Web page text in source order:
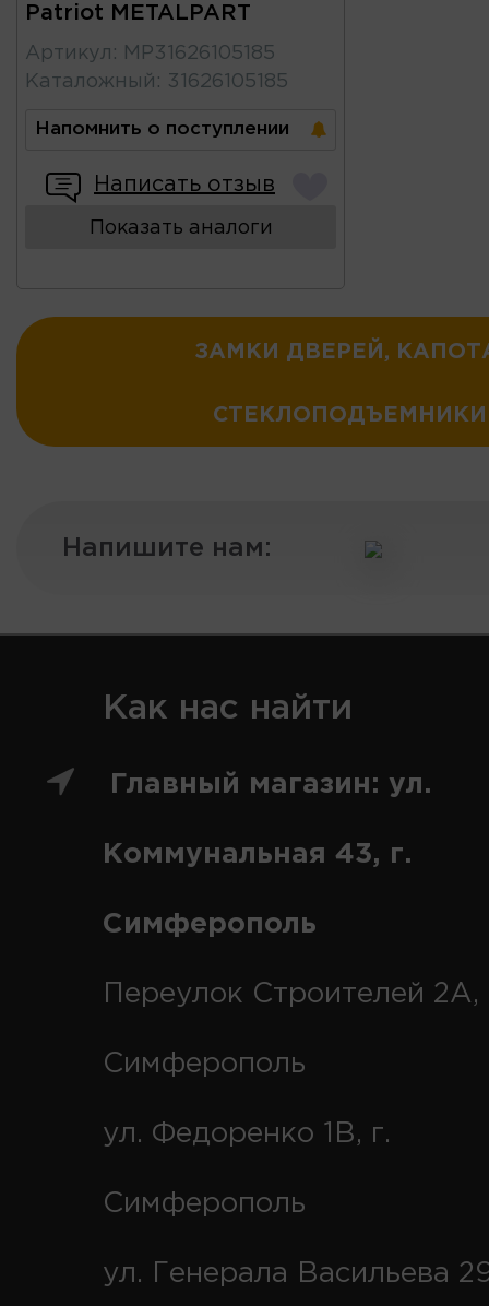
Patriot METALPART
Артикул :
MP31626105185
Каталожный : 31626105185
Напомнить о поступлении
Написать отзыв
Показать аналоги
ЗАМКИ ДВЕРЕЙ,
СТЕКЛОПОДЪЕМНИКИ
Напишите нам:
Как нас найти
Главный магазин: ул.
Коммунальная 43, г.
Симферополь
Переулок Строителей 2А,
Симферополь
ул. Федоренко 1В, г.
Симферополь
ул. Генерала Васильева